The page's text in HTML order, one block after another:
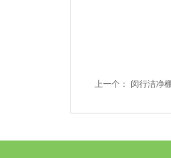
上一个： 闵行洁净